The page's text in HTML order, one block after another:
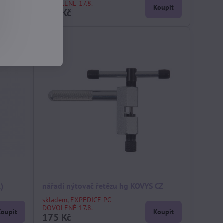
DOVOLENÉ 17.8.
250 Kč Koupit
skladem, EXPEDICE PO
DOVOLENÉ 17.8.
175 Kč Koupit